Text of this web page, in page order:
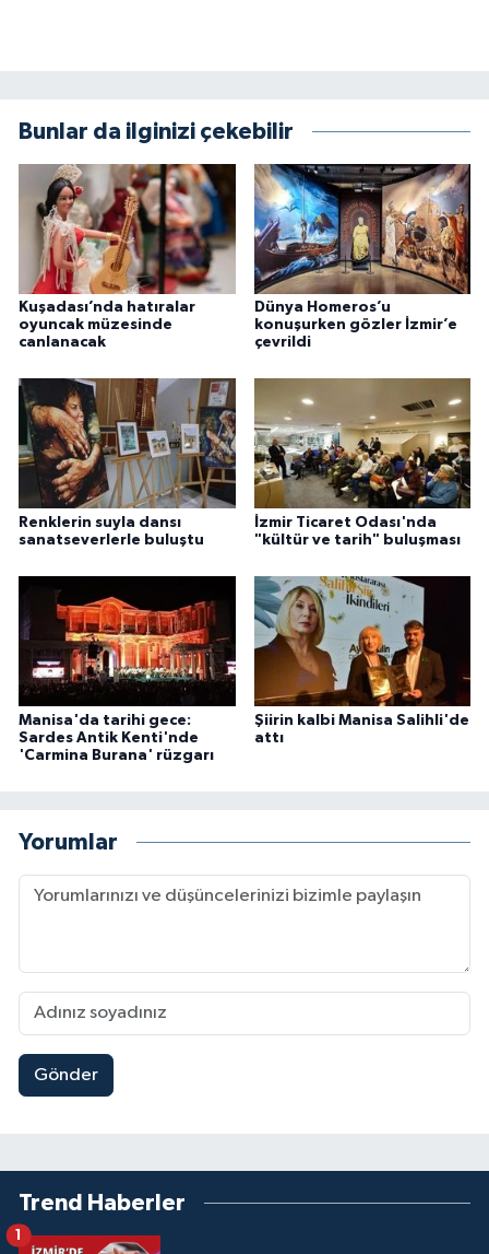
Bunlar da ilginizi çekebilir
Kuşadası’nda hatıralar
oyuncak müzesinde
canlanacak
Dünya Homeros’u
konuşurken gözler İzmir’e
çevrildi
Renklerin suyla dansı
sanatseverlerle buluştu
İzmir Ticaret Odası'nda
"kültür ve tarih" buluşması
Manisa'da tarihi gece:
Sardes Antik Kenti'nde
'Carmina Burana' rüzgarı
Şiirin kalbi Manisa Salihli'de
attı
Yorumlar
Gönder
Trend Haberler
1